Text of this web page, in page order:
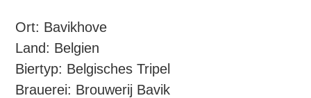
Ort: Bavikhove
Land: Belgien
Biertyp: Belgisches Tripel
Brauerei: Brouwerij Bavik